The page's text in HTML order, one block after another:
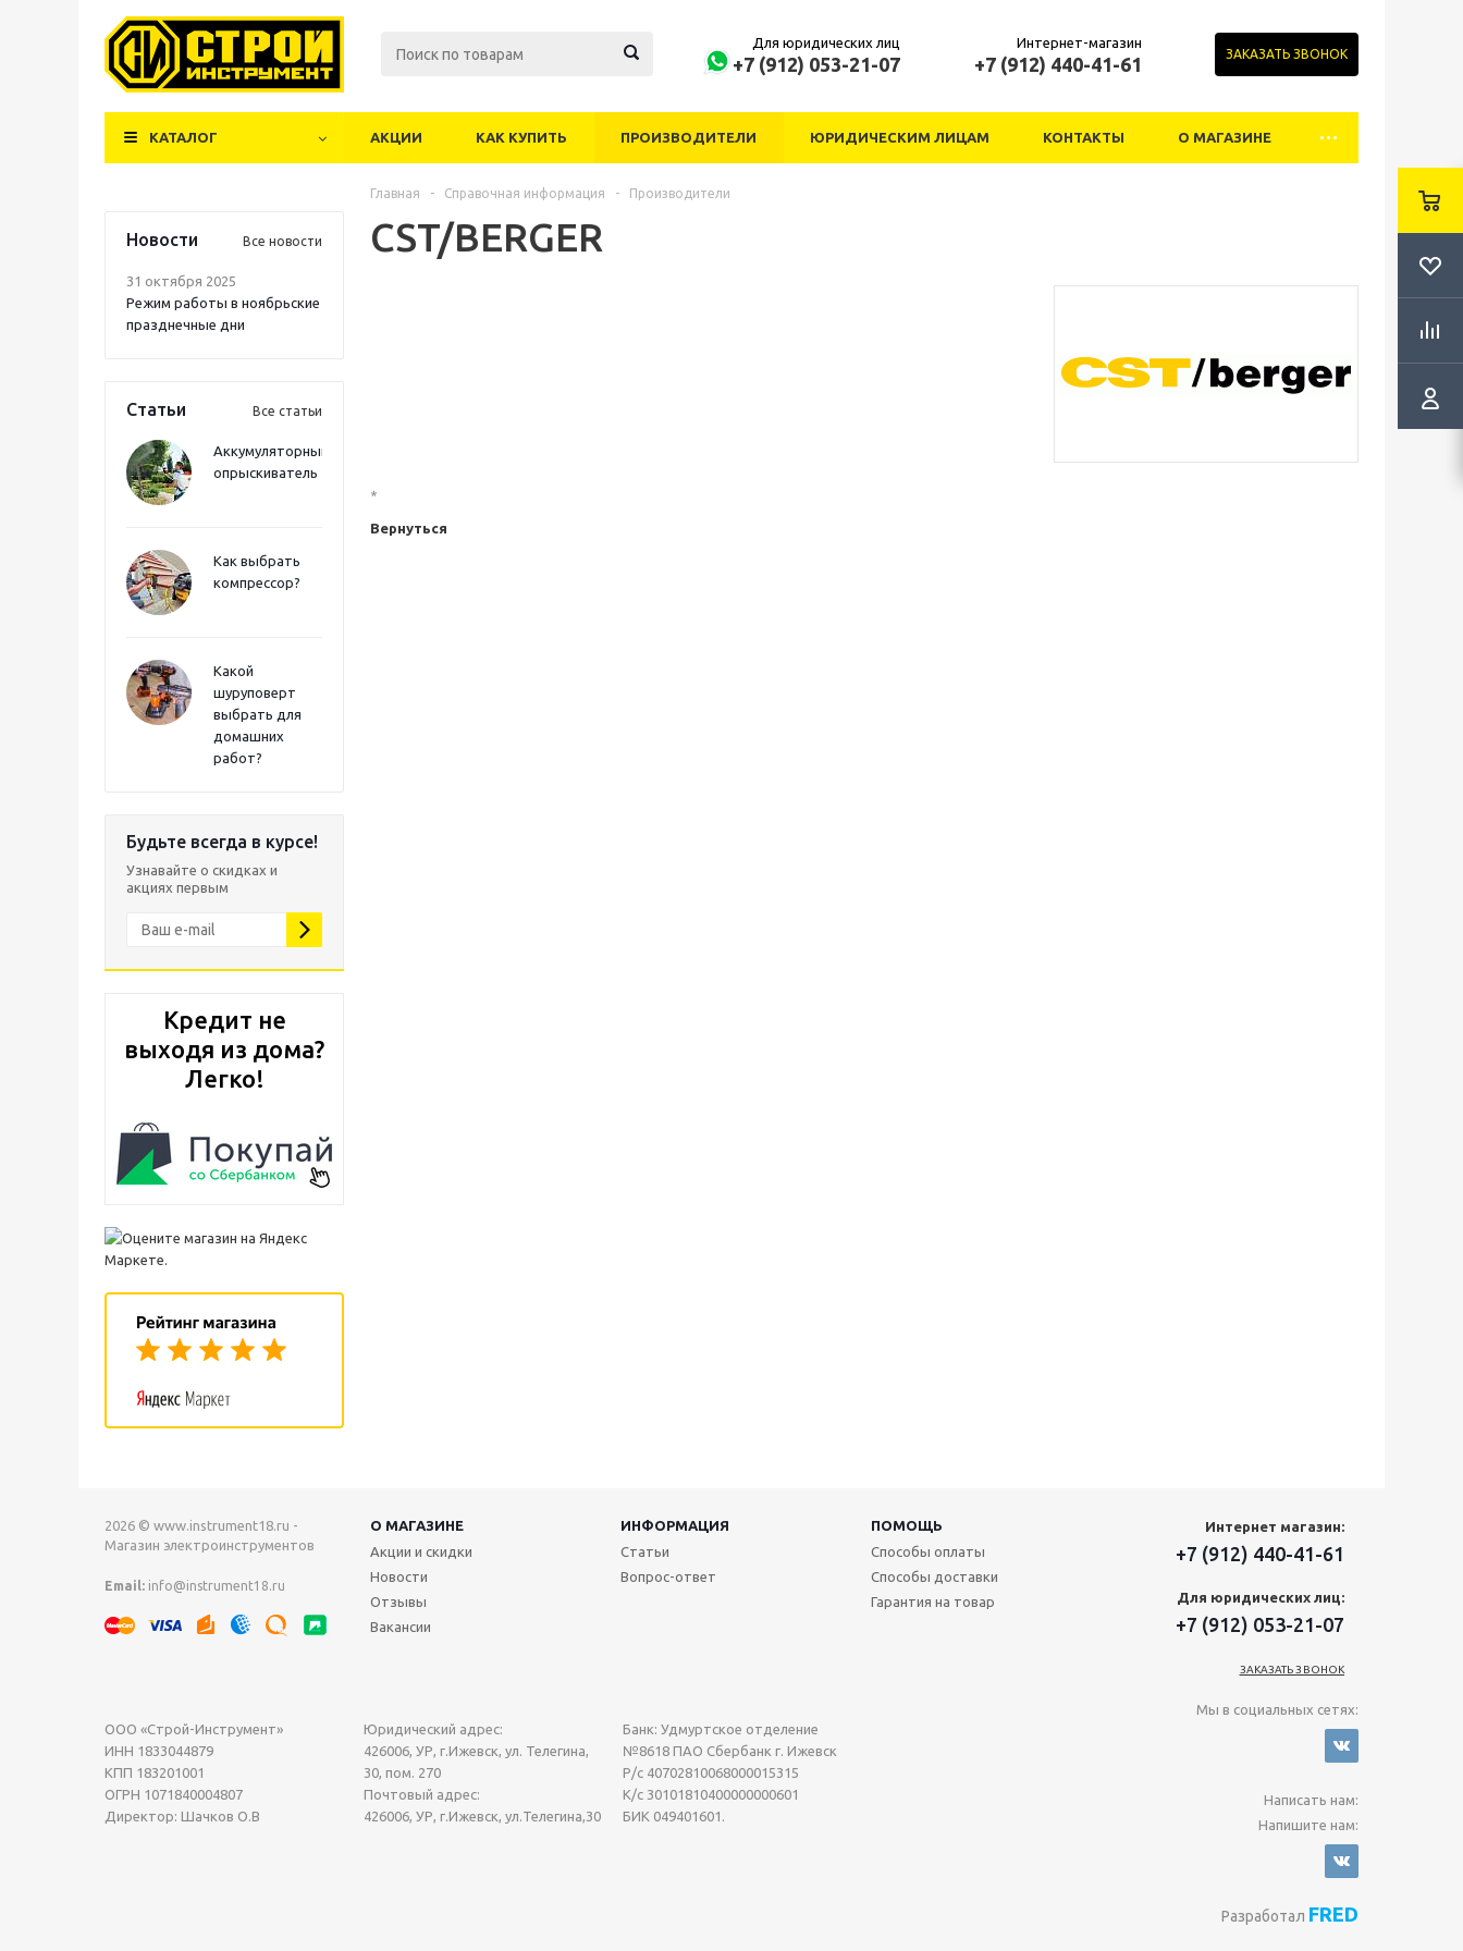
Для юридических лиц
+7 (912) 053-21-07
Интернет-магазин
+7 (912) 440-41-61 ЗАКАЗАТЬ ЗВОНОК
КАТАЛОГ АКЦИИ КАК КУПИТЬ ПРОИЗВОДИТЕЛИ ЮРИДИЧЕСКИМ ЛИЦАМ КОНТАКТЫ О МАГАЗИНЕ
Новости Все новости
31 октября 2025
Режим работы в ноябрьские
празднечные дни
Статьи Все статьи
Аккумуляторный
опрыскиватель
Как выбрать
компрессор?
Какой
шуруповерт
выбрать для
домашних
работ?
Будьте всегда в курсе!
Узнавайте о скидках и
акциях первым
Кредит не
выходя из дома?
Легко!
Главная - Справочная информация - Производители
CST/BERGER
*
Вернуться
2026 © www.instrument18.ru -
Магазин электроинструментов
Email: info@instrument18.ru
ООО «Строй-Инструмент»
ИНН 1833044879
КПП 183201001
ОГРН 1071840004807
Директор: Шачков О.В
Юридический адрес:
426006, УР, г.Ижевск, ул. Телегина,
30, пом. 270
Почтовый адрес:
426006, УР, г.Ижевск, ул.Телегина,30
Банк: Удмуртское отделение
№8618 ПАО Сбербанк г. Ижевск
Р/с 40702810068000015315
К/с 30101810400000000601
БИК 049401601.
О МАГАЗИНЕ ИНФОРМАЦИЯ
ПОМОЩЬ
Акции и скидки
Новости
Отзывы
Вакансии
Статьи
Вопрос-ответ
Способы оплаты
Способы доставки
Гарантия на товар
Интернет магазин:
+7 (912) 440-41-61
Для юридических лиц:
+7 (912) 053-21-07
ЗАКАЗАТЬ ЗВОНОК
Мы в социальных сетях:
Написать нам:
Напишите нам:
Разработал FRED